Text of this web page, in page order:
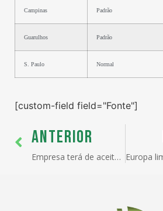
Campinas Padrão
Guarulhos Padrão
S. Paulo Normal
[custom-field field="Fonte"]
ANTERIOR
Empresa terá de aceitar CPMF para ter nova regra cambial